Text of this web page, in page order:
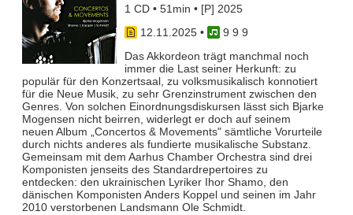
1 CD • 51min • [P] 2025
12.11.2025•
9 9 9
Das Akkordeon trägt manchmal noch
immer die Last seiner Herkunft: zu
populär für den Konzertsaal, zu volksmusikalisch konnotiert
für die Neue Musik, zu sehr Grenzinstrument zwischen den
Genres. Von solchen Einordnungsdiskursen lässt sich Bjarke
Mogensen nicht beirren, widerlegt er doch auf seinem
neuen Album „Concertos & Movements" sämtliche Vorurteile
durch nichts anderes als fundierte musikalische Substanz.
Gemeinsam mit dem Aarhus Chamber Orchestra sind drei
Komponisten jenseits des Standardrepertoires zu
entdecken: den ukrainischen Lyriker Ihor Shamo, den
dänischen Komponisten Anders Koppel und seinen im Jahr
2010 verstorbenen Landsmann Ole Schmidt.